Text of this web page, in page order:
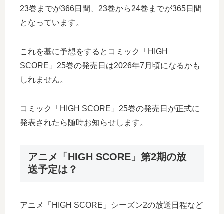
23巻までが366日間、23巻から24巻までが365日間
となっています。
これを基に予想をするとコミック「HIGH
SCORE」25巻の発売日は2026年7月頃になるかも
しれません。
コミック「HIGH SCORE」25巻の発売日が正式に
発表されたら随時お知らせします。
アニメ「HIGH SCORE」第2期の放
送予定は？
アニメ「HIGH SCORE」シーズン2の放送日程など